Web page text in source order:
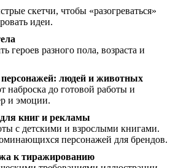
скетчи, чтобы «разогреваться»
идеи.
героев разного пола, возраста и
персонажей: людей и животных
наброска до готовой работы и
и эмоции.
для книг и рекламы
с детскими и взрослыми книгами.
персонажей для брендов.
к тиражированию